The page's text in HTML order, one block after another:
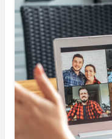
Fri
Sat
Sat
Sat
Sun
Sun
Sun
Actual availability may
Shown in
Asia/Tokyotime.